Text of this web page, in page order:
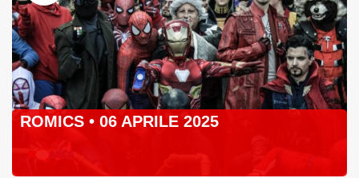
ROMICS • 06 APRILE 2025